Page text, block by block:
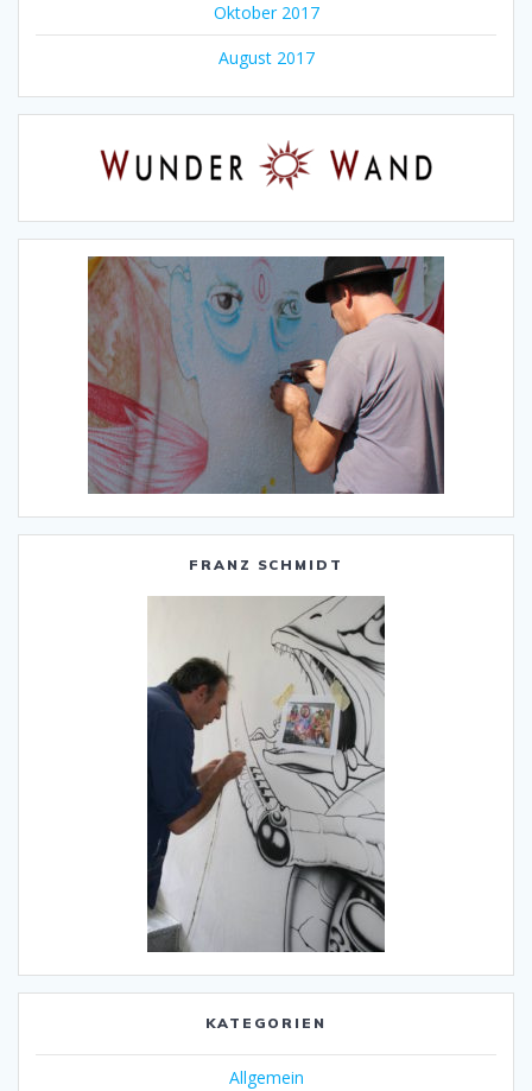
Oktober 2017
August 2017
FRANZ SCHMIDT
KATEGORIEN
Allgemein